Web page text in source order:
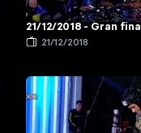
21/12/2018 - Gran final
21/12/2018